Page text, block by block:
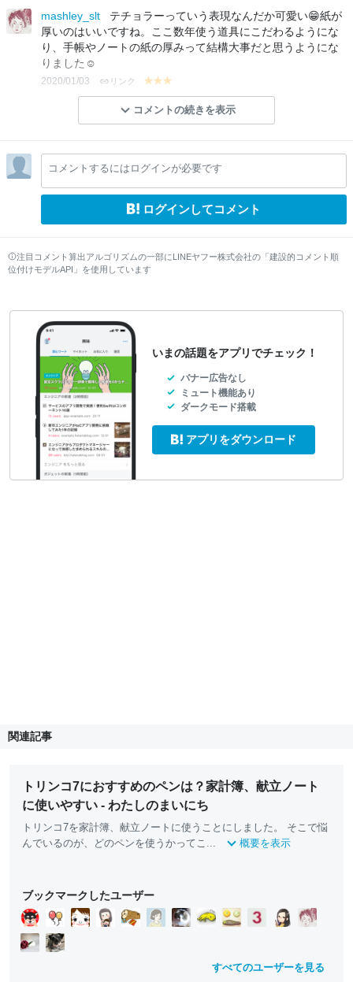
lo
w w
mashley_slt
テチョラーっていう表現なんだか可愛い😁紙が
厚いのはいいですね。ここ数年使う道具にこだわるようにな
り、手帳やノートの紙の厚みって結構大事だと思うようにな
りました☺️
2020/01/03 リンク
y
el
lo
y
el
lo
el
lo
コメントの続きを表示
コメントするにはログインが必要です
ログインしてコメント
注目コメント算出アルゴリズムの一部にLINEヤフー株式会社の「建設的コメント順
位付けモデルAPI」を使用しています
いまの話題をアプリでチェック！
バナー広告なし
ミュート機能あり
ダークモード搭載
アプリをダウンロード
関連記事
トリンコ7におすすめのペンは？家計簿、献立ノート
に使いやすい - わたしのまいにち
トリンコ7を家計簿、献立ノートに使うことにしました。 そこで悩
んでいるのが、どのペンを使うかってこ...
概要を表示
ブックマークしたユーザー
すべてのユーザーを見る